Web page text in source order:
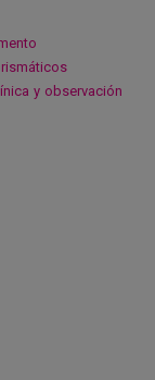
y observación